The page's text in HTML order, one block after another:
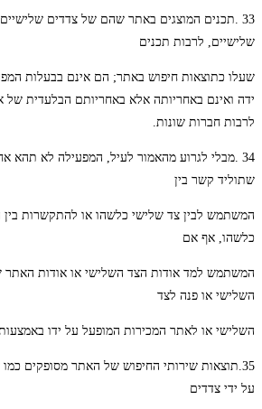
33 .תכנים המוצגים באתר שהם של צדדים
שלישיים, לרבות תכנים
שעלו כתוצאות חיפוש באתר; הם אינם בבעלות
ידה ואינם באחריותה אלא באחריותם הבלעדית של
לרבות חברות שונות.
34 .מבלי לגרוע מהאמור לעיל, המפעילה לא תהא
שתוליד קשר בין
המשתמש לבין צד שלישי כלשהו או להתקשרות
כלשהו, אף אם
המשתמש למד אודות הצד השלישי או אודות האתר
השלישי או פנה לצד
השלישי או לאתר המכירות המופעל על ידו
על ידי צדדים